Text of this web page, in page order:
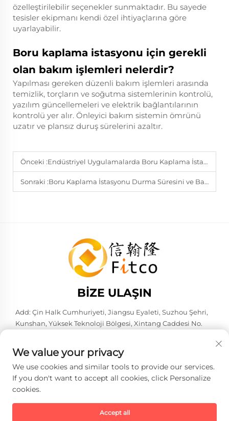
özelleştirilebilir seçenekler sunmaktadır. Bu sayede
tesisler ekipmanı kendi özel ihtiyaçlarına göre
uyarlayabilir.
Boru kaplama istasyonu için gerekli
olan bakım işlemleri nelerdir?
Yapılması gereken düzenli bakım işlemleri arasında
temizlik, torçların ve soğutma sistemlerinin kontrolü,
yazılım güncellemeleri ve elektrik bağlantılarının
kontrolü yer alır. Önleyici bakım sistemin ömrünü
uzatır ve plansız duruş sürelerini azaltır.
Önceki :Endüstriyel Uygulamalarda Boru Kaplama İstasyonu Kullanımının En Büyük Avantajları
Sonraki :Boru Kaplama İstasyonu Durma Süresini ve Bakım Maliyetlerini Azaltabilir mi?
BIZE ULAŞIN
Add: Çin Halk Cumhuriyeti, Jiangsu Eyaleti, Suzhou Şehri,
Kunshan, Yüksek Teknoloji Bölgesi, Xintang Caddesi No.
Tel:+86-137 6186 0079
E-Posta:[email protected]
saklıdır. -Gizlilik Politikası
We value your privacy
We use cookies and similar tools to provide our services.
If you don't want to accept all cookies, click Personalize
cookies.
Accept all